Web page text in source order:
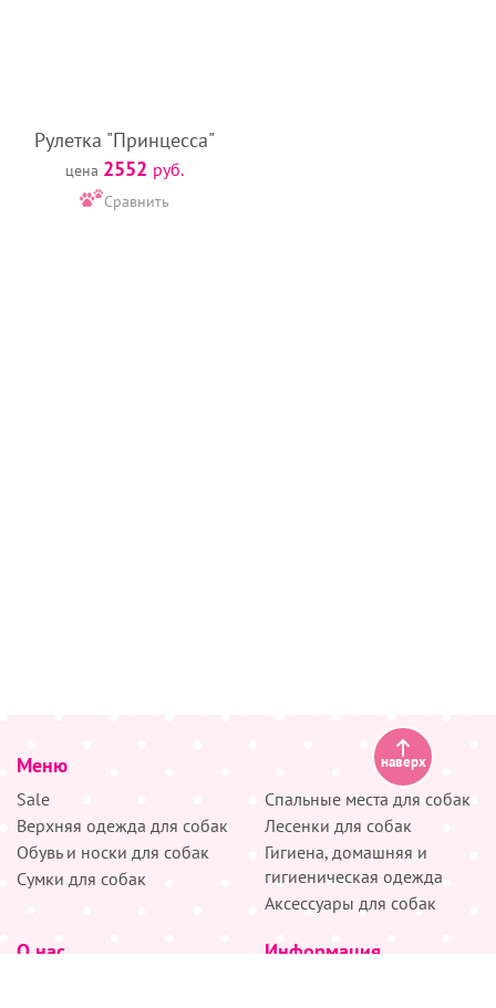
Рулетка "Принцесса"
цена 2552 руб.
Сравнить
Меню
Sale
Верхняя одежда для собак
Обувь и носки для собак
Сумки для собак
Спальные места для собак
Лесенки для собак
Гигиена, домашняя и
гигиеническая одежда
Аксессуары для собак
О нас Информация
наверх